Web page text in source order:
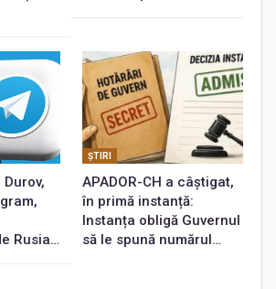
Rusia…
ŞTIRI
APADOR-CH a câștigat,
în primă instanță:
Instanța obligă Guvernul
să le spună numărul…